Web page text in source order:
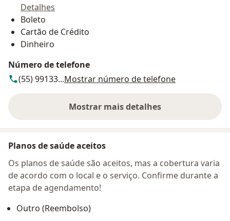
Detalhes
Boleto
Cartão de Crédito
Dinheiro
Número de telefone
(55) 99133...Mostrar número de telefone
Mostrar mais detalhes
sobre o endereço
Planos de saúde aceitos
Os planos de saúde são aceitos, mas a cobertura varia
de acordo com o local e o serviço. Confirme durante a
etapa de agendamento!
Outro (Reembolso)